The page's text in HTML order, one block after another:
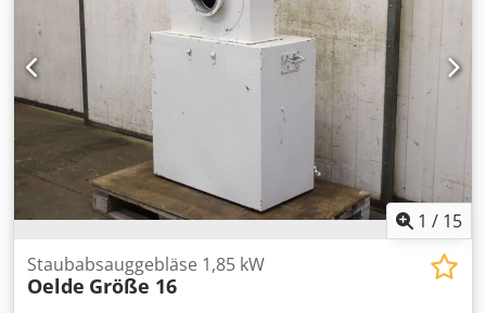
1 / 15
Staubabsauggebläse 1,85 kW
Oelde Größe 16